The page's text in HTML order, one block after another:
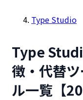
Type Studio
Type
徴・代替
ル一覧【